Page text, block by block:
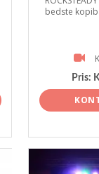
bedste
Pris: